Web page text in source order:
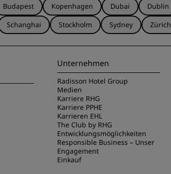
Budapest Kopenhagen Dubai Dublin
Schanghai
Stockholm Sydney Zürich
Unternehmen
Radisson Hotel Group
Medien
Karriere RHG
Karriere PPHE
Karrieren EHL
The Club by RHG
Entwicklungsmöglichkeiten
Responsible Business – Unser
Engagement
Einkauf